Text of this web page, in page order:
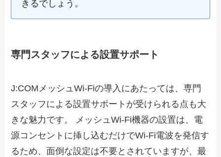
きるでしょう。
専門スタッフによる設置サポート
J:COMメッシュWi-Fiの導入にあたっては、専門
スタッフによる設置サポートが受けられる点も大
きな魅力です。 メッシュWi-Fi機器の設置は、電
源コンセントに挿し込むだけでWi-Fi電波を発信す
るため、面倒な設定は不要とされていますが、最